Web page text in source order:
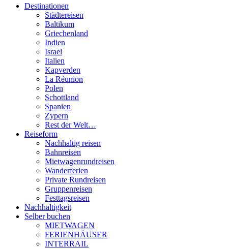
Destinationen
Städtereisen
Baltikum
Griechenland
Indien
Israel
Italien
Kapverden
La Réunion
Polen
Schottland
Spanien
Zypern
Rest der Welt…
Reiseform
Nachhaltig reisen
Bahnreisen
Mietwagenrundreisen
Wanderferien
Private Rundreisen
Gruppenreisen
Festtagsreisen
Nachhaltigkeit
Selber buchen
MIETWAGEN
FERIENHÄUSER
INTERRAIL